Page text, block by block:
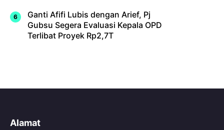
Ganti Afifi Lubis dengan Arief, Pj
Gubsu Segera Evaluasi Kepala OPD
Terlibat Proyek Rp2,7T
Alamat